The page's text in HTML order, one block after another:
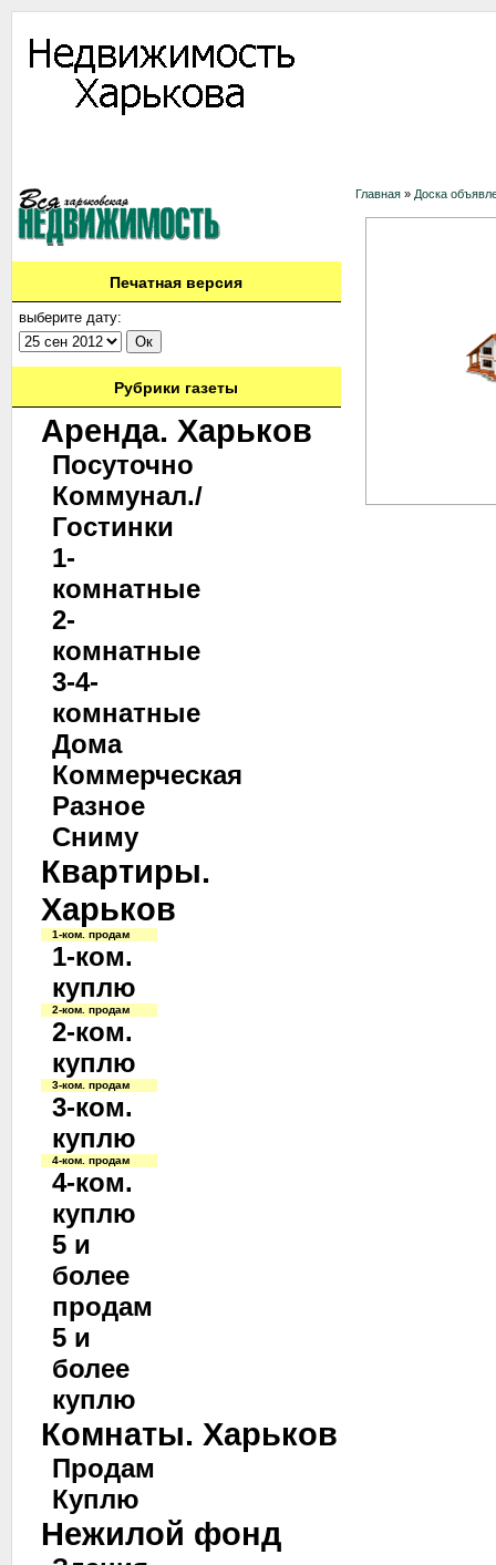
Печатная версия
выберите дату:
Рубрики газеты
Аренда. Харьков
Посуточно
Коммунал./
Гостинки
1-
комнатные
2-
комнатные
3-4-
комнатные
Дома
Коммерческая
Разное
Сниму
Квартиры.
Харьков
1-ком. продам
1-ком.
куплю
2-ком. продам
2-ком.
куплю
3-ком. продам
3-ком.
куплю
4-ком. продам
4-ком.
куплю
5 и
более
продам
5 и
более
куплю
Комнаты. Харьков
Продам
Куплю
Нежилой фонд
Главная » Доска